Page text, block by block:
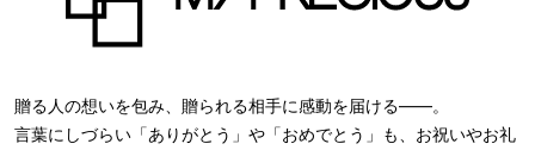
贈る人の想いを包み、贈られる相手に感動を届ける――。
言葉にしづらい「ありがとう」や「おめでとう」も、お祝いやお礼